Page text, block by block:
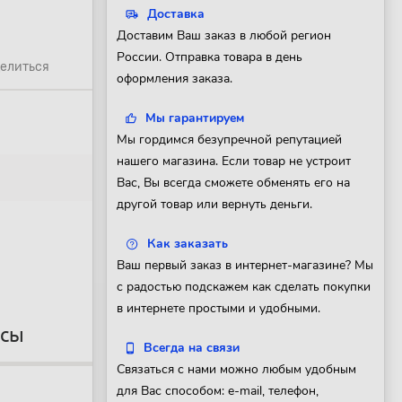
Доставка
Доставим Ваш заказ в любой регион
России. Отправка товара в день
оформления заказа.
Мы гарантируем
Мы гордимся безупречной репутацией
нашего магазина. Если товар не устроит
Вас, Вы всегда сможете обменять его на
другой товар или вернуть деньги.
Как заказать
Ваш первый заказ в интернет-магазине? Мы
с радостью подскажем как сделать покупки
в интернете простыми и удобными.
Всегда на связи
Связаться с нами можно любым удобным
для Вас способом: e-mail, телефон,